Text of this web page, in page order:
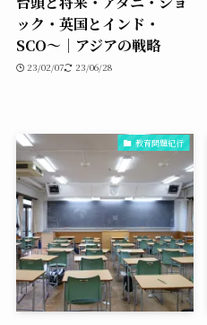
ック・英国とインド・
SCO〜｜アジアの戦略
23/02/07 23/06/28
教育問題紀行